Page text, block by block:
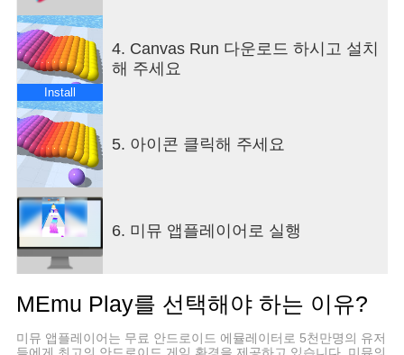
Install
4. Canvas Run 다운로드 하시고 설치
해 주세요
5. 아이콘 클릭해 주세요
6. 미뮤 앱플레이어로 실행
MEmu Play를 선택해야 하는 이유?
미뮤 앱플레이어는 무료 안드로이드 에뮬레이터로 5천만명의 유저